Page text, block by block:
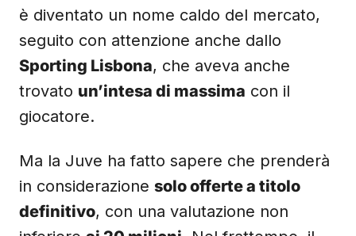
è diventato un nome caldo del mercato,
seguito con attenzione anche dallo
Sporting Lisbona, che aveva anche
trovato un’intesa di massima con il
giocatore.
Ma la Juve ha fatto sapere che prenderà
in considerazione solo offerte a titolo
definitivo, con una valutazione non